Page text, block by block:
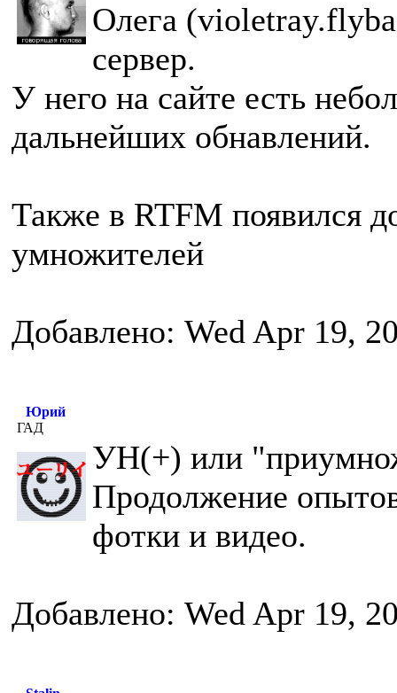
Олега
сервер.
У него на сайте есть
дальнейших обнавлений.
Также в RTFM появился
умножителей
Добавлено: Wed Apr 19,
Юрий
ГАД
УН(+) или
Продолжение
фотки и видео.
Добавлено: Wed Apr 19,